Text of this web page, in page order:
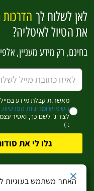
להפוך
אשמח לקבל מידע מעניין
כן,
כל הזכויות שמורותלבעלי
האתר משתמש בעוגיות
לאן לשלוח לך הדרכות
את הטיול לאיטליה?
בחינם, רק מידע מעניין,
מאשר.ת קבלת מידע
השימוש ומדיניות הפרטיות
לצד ג' לשם כך, ואסיר
:-)
גלו לי את